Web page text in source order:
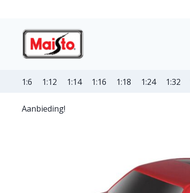
1:6 1:12 1:14 1:16 1:18 1:24 1:32
Aanbieding!